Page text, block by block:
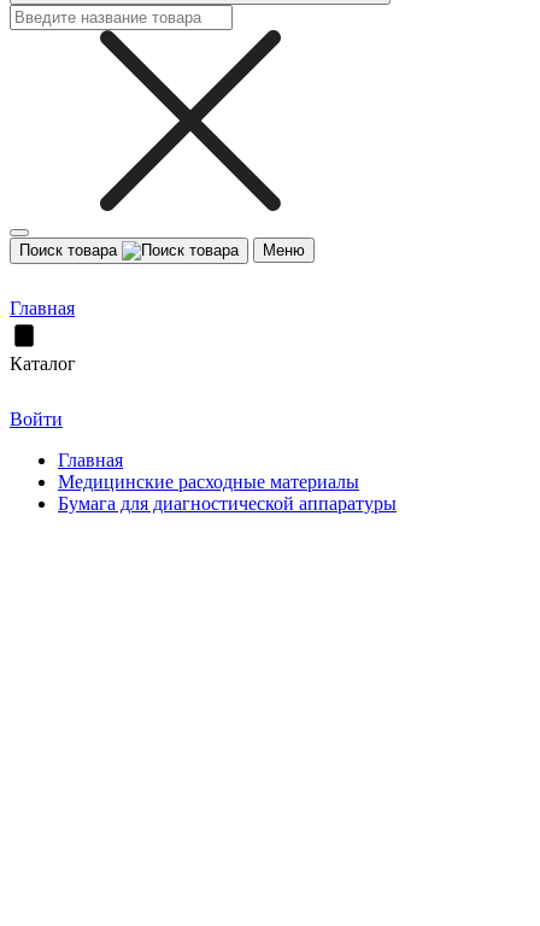
Поиск товара Меню
Главная
Каталог
Войти
Главная
Медицинские расходные материалы
Бумага для диагностической аппаратуры